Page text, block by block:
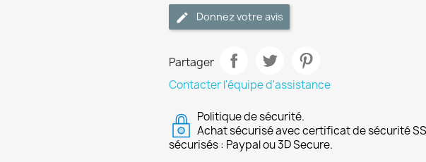
Donnez votre avis
Partager
Contacter l'équipe d'assistance
Politique de sécurité.
Achat sécurisé avec certificat de sécurité
sécurisés : Paypal ou 3D Secure.